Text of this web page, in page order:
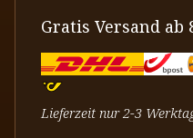
Gratis Versand ab
Lieferzeit nur 2-3